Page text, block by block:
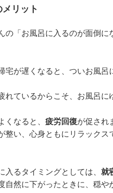
リット
の「お風呂に入るのが面倒
宅が遅くなると、ついお風呂
れているからこそ、お風呂に
くなると、 疲労回復が促され
整い、心身ともにリラックス
入るタイミングとしては、 就
自然に下がったときに、穏や